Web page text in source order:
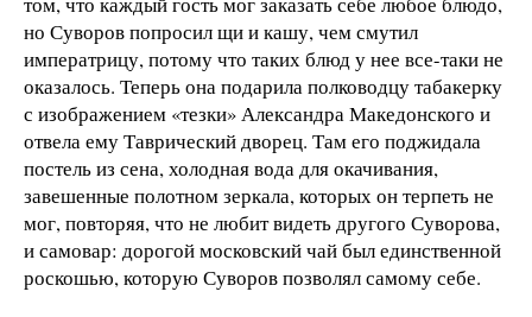
но Суворов попросил щи и кашу, чем смутил
императрицу, потому что таких блюд у нее все-таки не
оказалось. Теперь она подарила полководцу табакерку
с изображением «тезки» Александра Македонского и
отвела ему Таврический дворец. Там его поджидала
постель из сена, холодная вода для окачивания,
завешенные полотном зеркала, которых он терпеть не
мог, повторяя, что не любит видеть другого Суворова,
и самовар: дорогой московский чай был единственной
роскошью, которую Суворов позволял самому себе.